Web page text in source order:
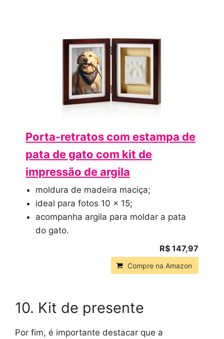
Porta-retratos com estampa de
pata de gato com kit de
impressão de argila
moldura de madeira maciça;
ideal para fotos 10 x 15;
acompanha argila para moldar a pata
do gato.
R$ 147,97
Compre na Amazon
10. Kit de presente
Por fim, é importante destacar que a